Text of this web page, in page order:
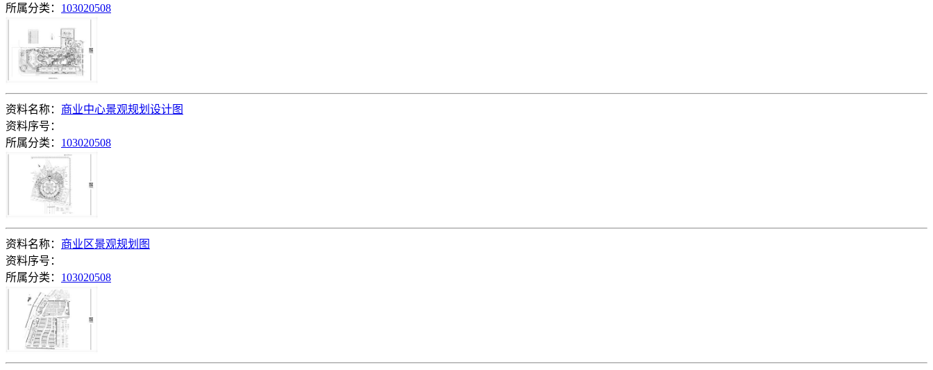
所属分类： 103020508
资料名称： 商业中心景观规划设计图
资料序号：
所属分类： 103020508
资料名称： 商业区景观规划图
资料序号：
所属分类： 103020508